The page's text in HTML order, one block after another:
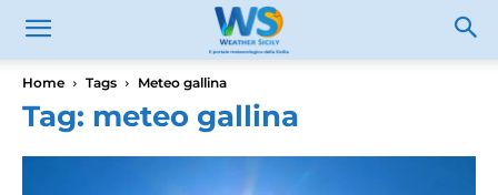
Home Tags Meteo gallina
Tag: meteo gallina